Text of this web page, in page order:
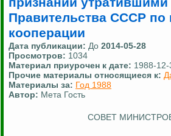
Правительства СССР по
кооперации
Дата публикации: До 2014-05-28
Просмотров: 1034
Материал приурочен к дате: 1988-12-
Прочие материалы относящиеся к:
Материалы за: Год 1988
Автор: Мета Гость
СОВЕТ